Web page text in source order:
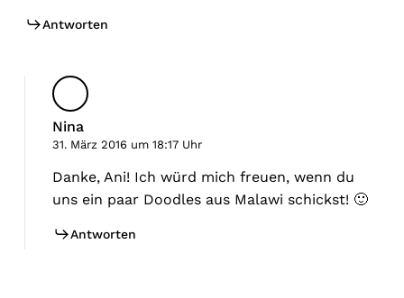
Antworten
Nina
31. März 2016 um 18:17 Uhr
Danke, Ani! Ich würd mich freuen, wenn du
uns ein paar Doodles aus Malawi schickst! 🙂
Antworten